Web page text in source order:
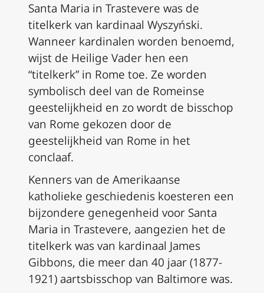
Santa Maria in Trastevere was de
titelkerk van kardinaal Wyszyński.
Wanneer kardinalen worden benoemd,
wijst de Heilige Vader hen een
“titelkerk” in Rome toe. Ze worden
symbolisch deel van de Romeinse
geestelijkheid en zo wordt de bisschop
van Rome gekozen door de
geestelijkheid van Rome in het
conclaaf.
Kenners van de Amerikaanse
katholieke geschiedenis koesteren een
bijzondere genegenheid voor Santa
Maria in Trastevere, aangezien het de
titelkerk was van kardinaal James
Gibbons, die meer dan 40 jaar (1877-
1921) aartsbisschop van Baltimore was.